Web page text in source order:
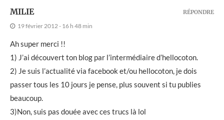
MILIE
19 février 2012 - 16 h 48 min
Ah super merci !!
1) J’ai découvert ton blog par l’intermédiaire d’hellocoton.
2) Je suis l’actualité via facebook et/ou hellocoton, je dois
passer tous les 10 jours je pense, plus souvent si tu publies
beaucoup.
3)Non, suis pas douée avec ces trucs là lol
RÉPONDRE